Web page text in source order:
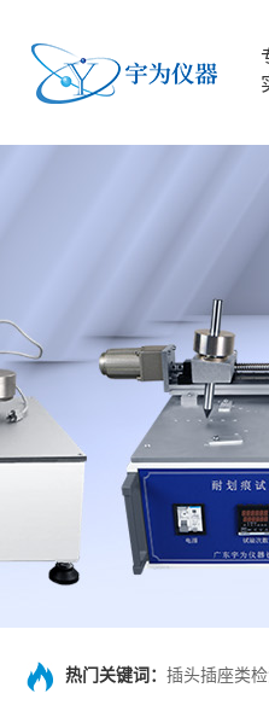
热门关键词： 插头插座类